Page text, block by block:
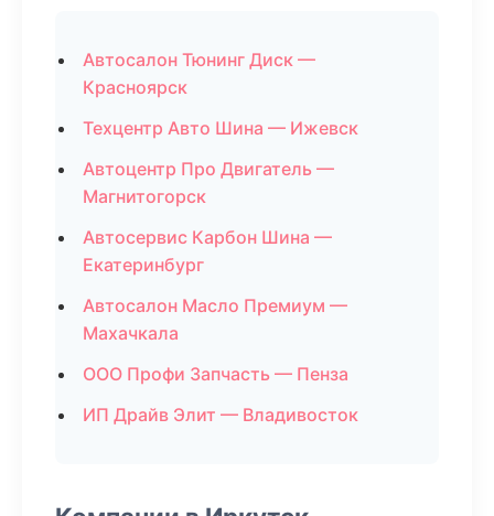
Автосалон Тюнинг Диск —
Красноярск
Техцентр Авто Шина — Ижевск
Автоцентр Про Двигатель —
Магнитогорск
Автосервис Карбон Шина —
Екатеринбург
Автосалон Масло Премиум —
Махачкала
ООО Профи Запчасть — Пенза
ИП Драйв Элит — Владивосток